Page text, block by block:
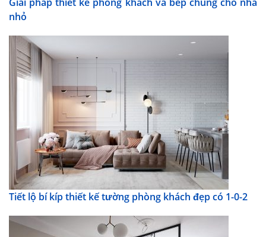
nhỏ
Tiết lộ bí kíp thiết kế tường phòng khách đẹp có 1-0-2